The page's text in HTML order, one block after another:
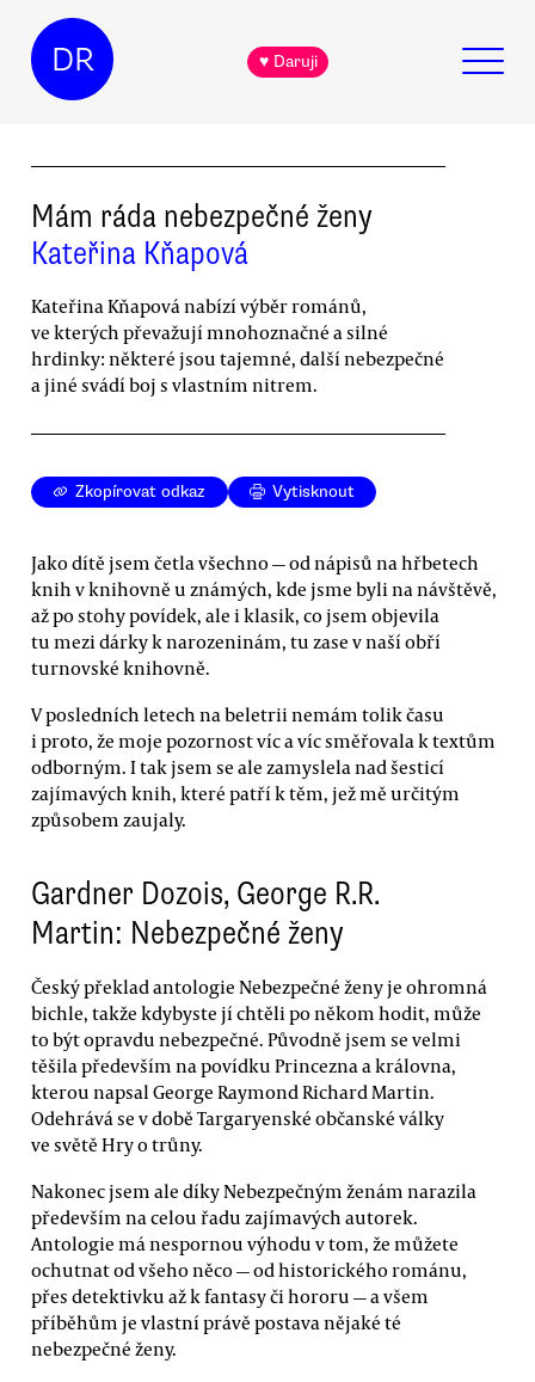
DR ♥ Daruji
Mám ráda nebezpečné ženy
Kateřina Kňapová
Kateřina Kňapová nabízí výběr románů,
ve kterých převažují mnohoznačné a silné
hrdinky: některé jsou tajemné, další nebezpečné
a jiné svádí boj s vlastním nitrem.
Zkopírovat odkaz Vytisknout
Jako dítě jsem četla všechno — od nápisů na hřbetech
knih v knihovně u známých, kde jsme byli na návštěvě,
až po stohy povídek, ale i klasik, co jsem objevila
tu mezi dárky k narozeninám, tu zase v naší obří
turnovské knihovně.
V posledních letech na beletrii nemám tolik času
i proto, že moje pozornost víc a víc směřovala k textům
odborným. I tak jsem se ale zamyslela nad šesticí
zajímavých knih, které patří k těm, jež mě určitým
způsobem zaujaly.
Gardner Dozois, George R.R.
Martin: Nebezpečné ženy
Český překlad antologie Nebezpečné ženy je ohromná
bichle, takže kdybyste jí chtěli po někom hodit, může
to být opravdu nebezpečné. Původně jsem se velmi
těšila především na povídku Princezna a královna,
kterou napsal George Raymond Richard Martin.
Odehrává se v době Targaryenské občanské války
ve světě Hry o trůny.
Nakonec jsem ale díky Nebezpečným ženám narazila
především na celou řadu zajímavých autorek.
Antologie má nespornou výhodu v tom, že můžete
ochutnat od všeho něco — od historického románu,
přes detektivku až k fantasy či hororu — a všem
příběhům je vlastní právě postava nějaké té
nebezpečné ženy.